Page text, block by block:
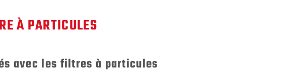
À PARTICULES
avec les filtres à particules